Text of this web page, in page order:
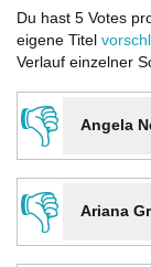
Du hast 5 Votes
eigene Titel
Verlauf einzelner
👎 Angela
👎
Ariana